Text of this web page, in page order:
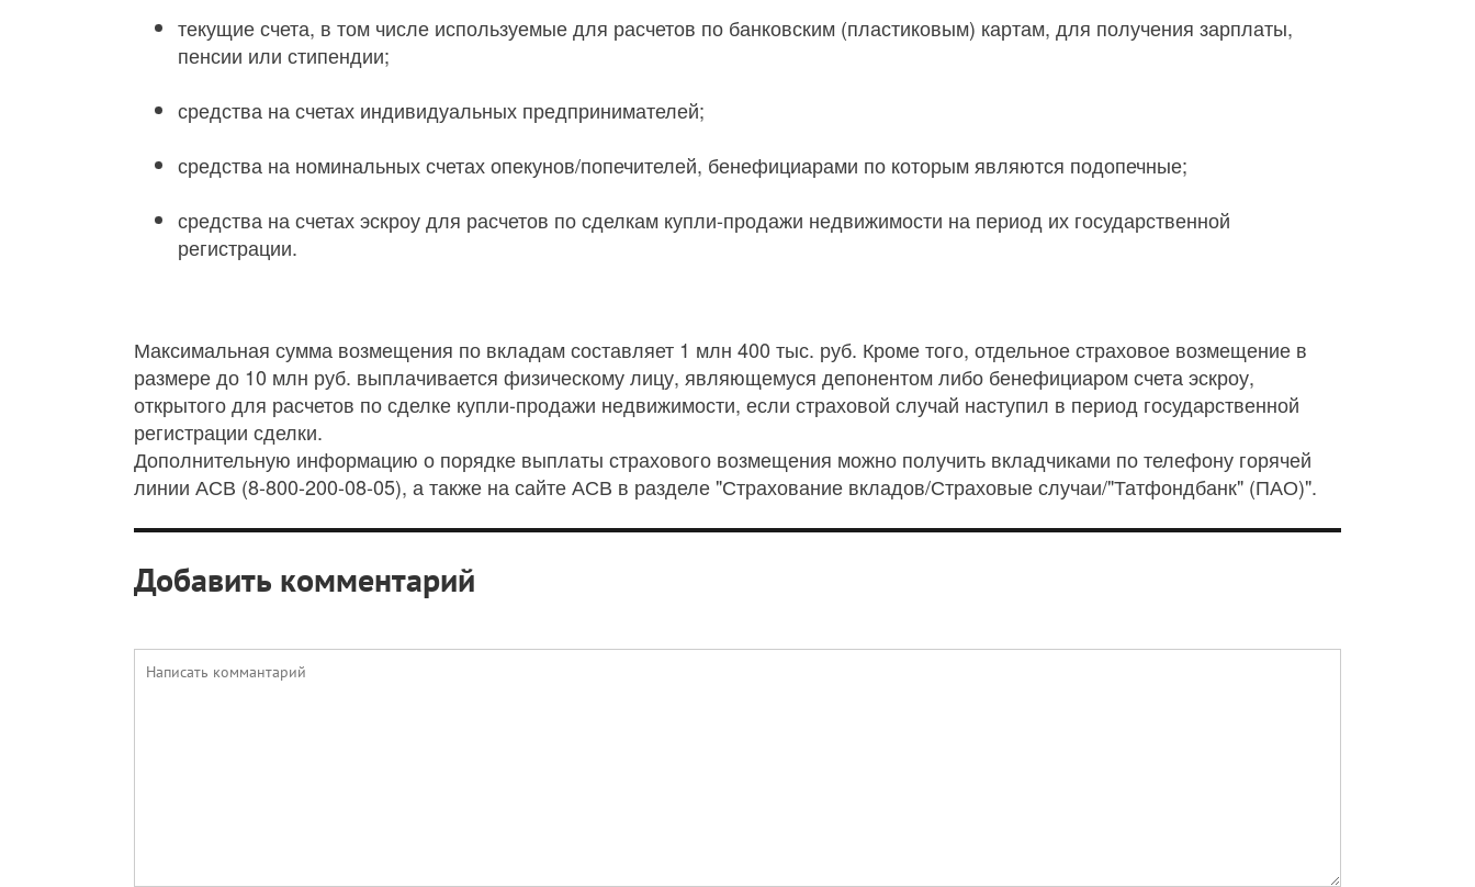
текущие счета, в том числе используемые для расчетов по банковским (пластиковым) картам, для получения зарплаты,
пенсии или стипендии;
средства на счетах индивидуальных предпринимателей;
средства на номинальных счетах опекунов/попечителей, бенефициарами по которым являются подопечные;
средства на счетах эскроу для расчетов по сделкам купли-продажи недвижимости на период их государственной
регистрации.
Максимальная сумма возмещения по вкладам составляет 1 млн 400 тыс. руб. Кроме того, отдельное страховое возмещение в
размере до 10 млн руб. выплачивается физическому лицу, являющемуся депонентом либо бенефициаром счета эскроу,
открытого для расчетов по сделке купли-продажи недвижимости, если страховой случай наступил в период государственной
регистрации сделки.
Дополнительную информацию о порядке выплаты страхового возмещения можно получить вкладчиками по телефону горячей
линии АСВ (8-800-200-08-05), а также на сайте АСВ в разделе "Страхование вкладов/Страховые случаи/"Татфондбанк" (ПАО)".
Добавить комментарий